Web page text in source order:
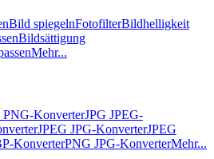
Bild spiegelnFotofilterBildhelligkeit
Bildsättigung
Mehr...
PNG-KonverterJPG JPEG-
JPEG JPG-KonverterJPEG
KonverterPNG JPG-KonverterMehr...